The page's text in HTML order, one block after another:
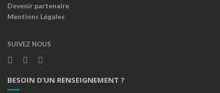
Devenir partenaire
Mentions Légales
SUIVEZ NOUS
BESOIN D’UN RENSEIGNEMENT ?